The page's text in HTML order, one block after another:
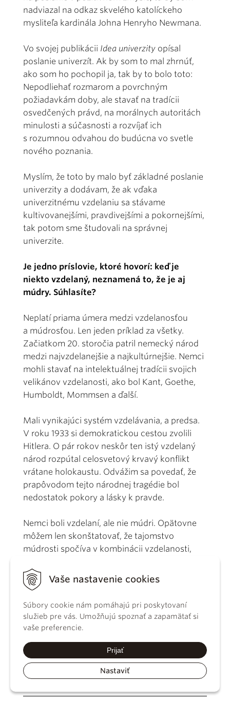
Vaše nastavenie cookies
Súbory cookie nám pomáhajú pri poskytovaní
služieb pre vás. Umožňujú spoznať a zapamätať si
vaše preferencie.
Prijať
Nastaviť
nadviazal na odkaz skvelého katolíckeho
mysliteľa kardinála Johna Henryho Newmana.
Vo svojej publikácii Idea univerzity opísal
poslanie univerzít. Ak by som to mal zhrnúť,
ako som ho pochopil ja, tak by to bolo toto:
Nepodliehať rozmarom a povrchným
požiadavkám doby, ale stavať na tradícii
osvedčených právd, na morálnych autoritách
minulosti a súčasnosti a rozvíjať ich
s rozumnou odvahou do budúcna vo svetle
nového poznania.
Myslím, že toto by malo byť základné poslanie
univerzity a dodávam, že ak vďaka
univerzitnému vzdelaniu sa stávame
kultivovanejšími, pravdivejšími a pokornejšími,
tak potom sme študovali na správnej
univerzite.
Je jedno príslovie, ktoré hovorí: keď je
niekto vzdelaný, neznamená to, že je aj
múdry. Súhlasíte?
Neplatí priama úmera medzi vzdelanosťou
a múdrosťou. Len jeden príklad za všetky.
Začiatkom 20. storočia patril nemecký národ
medzi najvzdelanejšie a najkultúrnejšie. Nemci
mohli stavať na intelektuálnej tradícii svojich
velikánov vzdelanosti, ako bol Kant, Goethe,
Humboldt, Mommsen a ďalší.
Mali vynikajúci systém vzdelávania, a predsa.
V roku 1933 si demokratickou cestou zvolili
Hitlera. O pár rokov neskôr ten istý vzdelaný
národ rozpútal celosvetový krvavý konflikt
vrátane holokaustu. Odvážim sa povedať, že
prapôvodom tejto národnej tragédie bol
nedostatok pokory a lásky k pravde.
Nemci boli vzdelaní, ale nie múdri. Opätovne
môžem len skonštatovať, že tajomstvo
múdrosti spočíva v kombinácii vzdelanosti,
O nej krásne hovorí
„Nádhernejšia je nad slnko, prevyšuje celý
hviezdny svet. V prirovnaní k svetlu prislúcha jej
prednosť, lebo za ním nasleduje noc, ale proti